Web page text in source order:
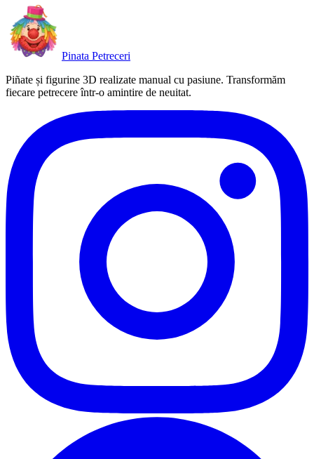
Pinata Petreceri
Piñate și figurine 3D realizate manual cu pasiune. Transformăm
fiecare petrecere într-o amintire de neuitat.